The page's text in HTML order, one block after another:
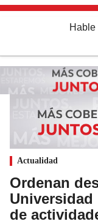
Hable
Actualidad
Ordenan
de